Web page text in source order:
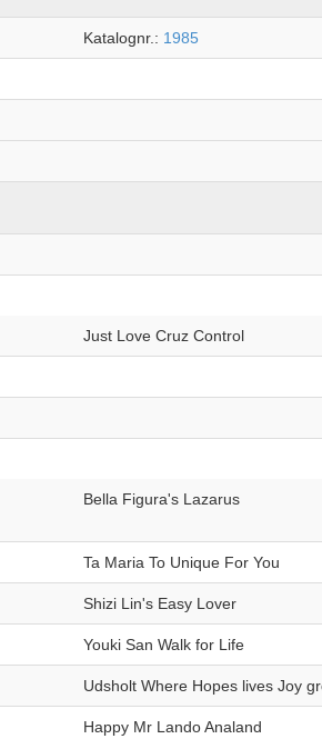
Katalognr.: 1985
Just Love Cruz Control
Bella Figura's Lazarus
Ta Maria To Unique For You
Shizi Lin's Easy Lover
Youki San Walk for Life
Udsholt Where Hopes lives Joy
Happy Mr Lando Analand